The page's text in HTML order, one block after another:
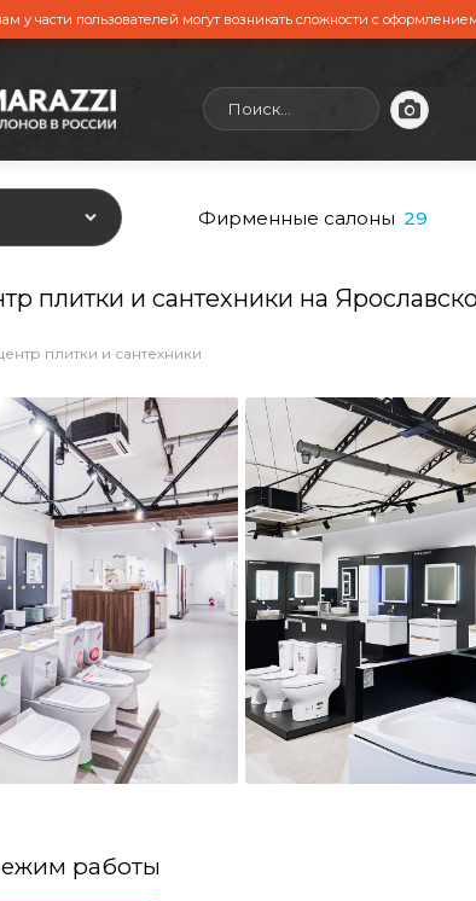
у части пользователей могут возникать сложности с
Фирменные салоны 29
плитки и сантехники на
плитки и сантехники
работы